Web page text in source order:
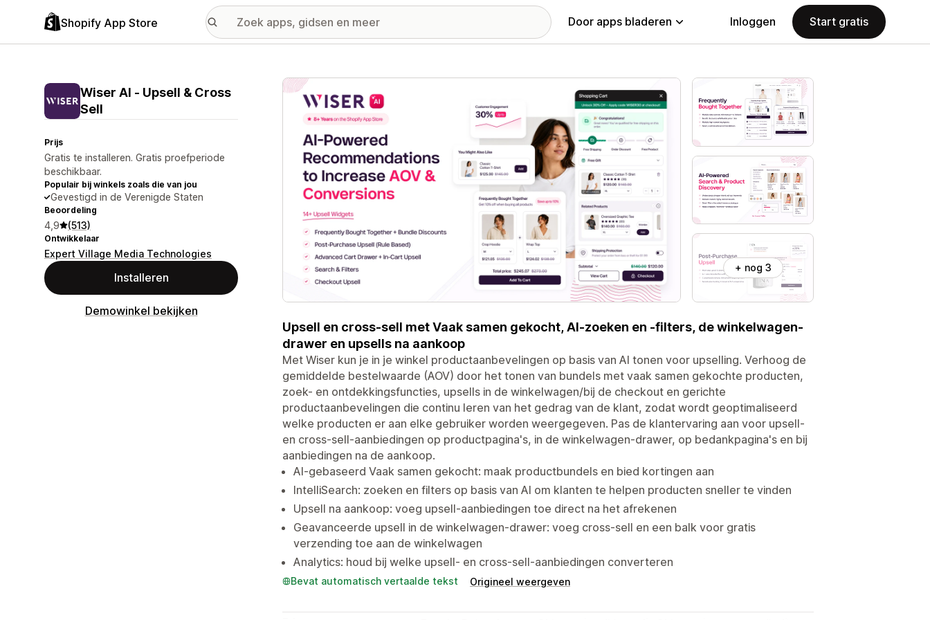
Shopify App Store Door apps bladeren Inloggen Start gratis
Wiser AI ‑ Upsell & Cross
Sell
Prijs
Gratis te installeren. Gratis proefperiode
beschikbaar.
Populair bij winkels zoals die van jou
Gevestigd in de Verenigde Staten
Beoordeling
4,9 (513)
Ontwikkelaar
Expert Village Media Technologies
Installeren
Demowinkel bekijken
Galerij met uitgelichte afbeeldingen
+ nog 3
Upsell en cross-sell met Vaak samen gekocht, AI-zoeken en -filters, de winkelwagen-
drawer en upsells na aankoop
Met Wiser kun je in je winkel productaanbevelingen op basis van AI tonen voor upselling. Verhoog de
gemiddelde bestelwaarde (AOV) door het tonen van bundels met vaak samen gekochte producten,
zoek- en ontdekkingsfuncties, upsells in de winkelwagen/bij de checkout en gerichte
productaanbevelingen die continu leren van het gedrag van de klant, zodat wordt geoptimaliseerd
welke producten er aan elke gebruiker worden weergegeven. Pas de klantervaring aan voor upsell-
en cross-sell-aanbiedingen op productpagina's, in de winkelwagen-drawer, op bedankpagina's en bij
aanbiedingen na de aankoop.
AI-gebaseerd Vaak samen gekocht: maak productbundels en bied kortingen aan
IntelliSearch: zoeken en filters op basis van AI om klanten te helpen producten sneller te vinden
Upsell na aankoop: voeg upsell-aanbiedingen toe direct na het afrekenen
Geavanceerde upsell in de winkelwagen-drawer: voeg cross-sell en een balk voor gratis
verzending toe aan de winkelwagen
Analytics: houd bij welke upsell- en cross-sell-aanbiedingen converteren
Bevat automatisch vertaalde tekst Origineel weergeven